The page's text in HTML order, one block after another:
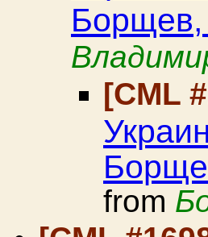
Борщев,
[CML
from